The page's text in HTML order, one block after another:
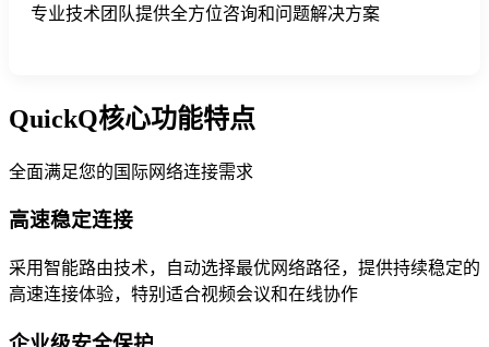
专业技术团队提供全方位咨询和问题解决方案
QuickQ核心功能特点
全面满足您的国际网络连接需求
高速稳定连接
采用智能路由技术，自动选择最优网络路径，提供持续稳定的
高速连接体验，特别适合视频会议和在线协作